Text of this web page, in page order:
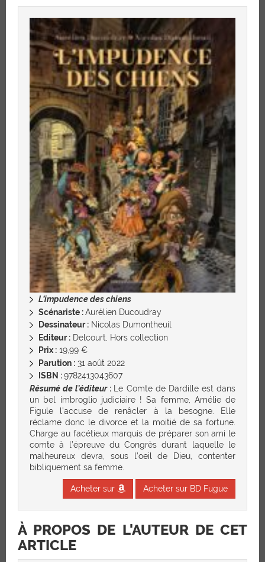
L’impudence des chiens
Scénariste :Aurélien Ducoudray
Dessinateur : Nicolas Dumontheuil
Editeur : Delcourt, Hors collection
Prix : 19,99 €
Parution : 31 août 2022
ISBN :9782413043607
Résumé de l’éditeur:
Le Comte de Dardille est dans
un bel imbroglio judiciaire ! Sa femme, Amélie de
Figule l’accuse de renâcler à la besogne. Elle
réclame donc le divorce et la moitié de sa fortune.
Charge au facétieux marquis de préparer son ami le
comte à l’épreuve du Congrès durant laquelle le
malheureux devra, sous l’oeil de Dieu, contenter
bibliquement sa femme.
Acheter sur Acheter sur BD Fugue
À PROPOS DE L'AUTEUR DE CET
ARTICLE